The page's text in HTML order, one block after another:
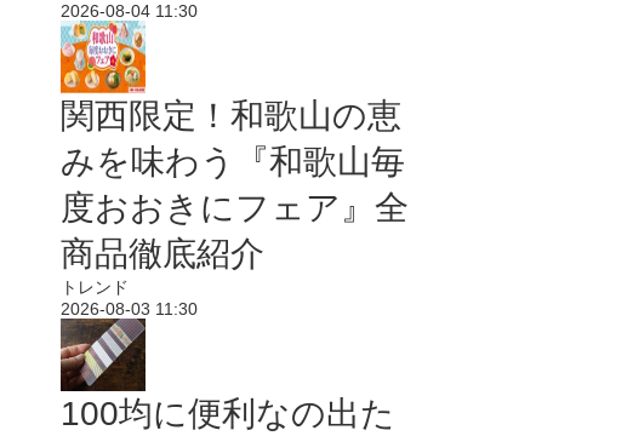
2026-08-04 11:30
関西限定！和歌山の恵
みを味わう『和歌山毎
度おおきにフェア』全
商品徹底紹介
トレンド
2026-08-03 11:30
100均に便利なの出た